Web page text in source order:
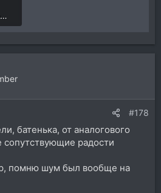
277,5 KB · Просмотры: 1.361
#178
батенька, от аналогового
сопутствующие радости
помню шум был вообще на